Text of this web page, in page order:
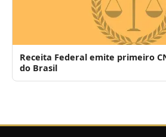
Receita Federal emite primeiro
do Brasil